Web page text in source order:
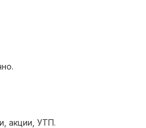
акции, УТП.